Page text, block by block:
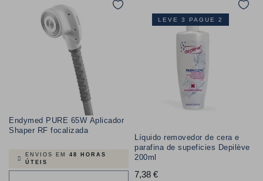
Endymed PURE 65W Aplicador
Shaper RF focalizada
ENVIOS EM 48 HORAS
ÚTEIS
LEVE 3 PAGUE 2
Líquido removedor de cera e
parafina de supeficies Depilève
200ml
7,38 €Preço